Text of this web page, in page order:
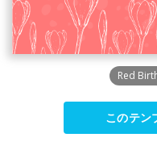
Red
このテン